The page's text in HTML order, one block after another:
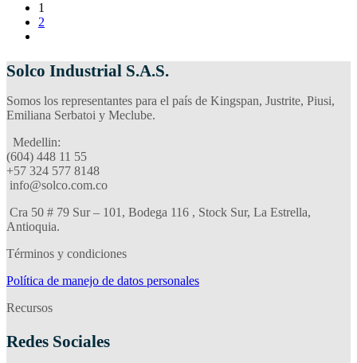
1
2
Solco Industrial S.A.S.
Somos los representantes para el país de Kingspan, Justrite, Piusi,
Emiliana Serbatoi y Meclube.
Medellin:
(604) 448 11 55
‪+57 324 577 8148
info@solco.com.co
Cra 50 # 79 Sur – 101, Bodega 116 , Stock Sur, La Estrella,
Antioquia.
Términos y condiciones
Política de manejo de datos personales
Recursos
Redes Sociales